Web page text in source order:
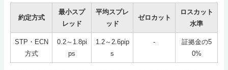
約定方式
最小スプ
レッド
平均スプレ
ッド
ゼロカット
ロスカット
水準
STP・ECN
方式
0.2～1.8pi
ps
1.2～2.6pip
s
-
証拠金の5
0%